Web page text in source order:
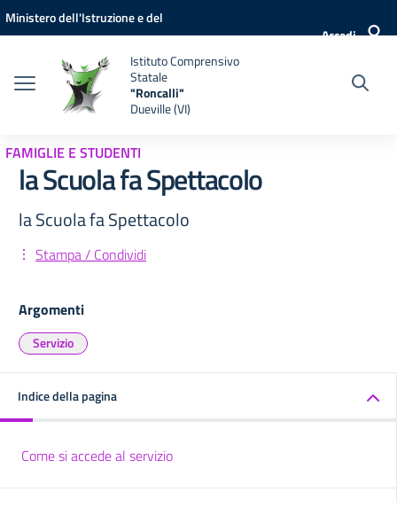
Vai ai contenuti
Vai al menu di navigazione
Vai al footer
Ministero dell'Istruzione e del
Accedi
Istituto Comprensivo
Statale
"Roncalli"
Dueville (VI)
FAMIGLIE E STUDENTI
la Scuola fa Spettacolo
la Scuola fa Spettacolo
Stampa / Condividi
Argomenti
Servizio
Indice della pagina
Come si accede al servizio